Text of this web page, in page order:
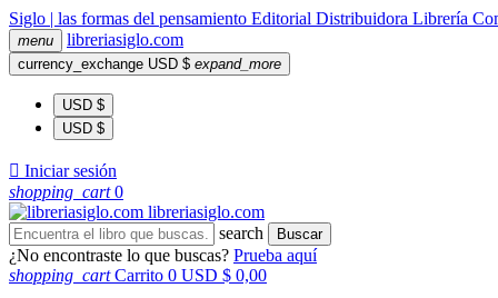
Siglo | las formas del pensamiento Editorial Distribuidora Librería
menu libreriasiglo.com
currency_exchange USD $ expand_more
USD $
USD $
 Iniciar sesión
shopping_cart 0
libreriasiglo.com
search
Buscar
¿No encontraste lo que buscas? Prueba aquí
shopping_cart Carrito 0 USD $ 0,00